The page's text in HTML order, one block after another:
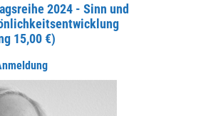
2024 - Sinn und
15,00 €)